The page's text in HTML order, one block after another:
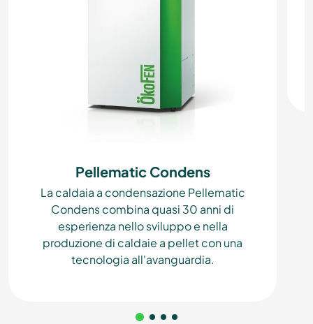
Pellematic Condens
La caldaia a condensazione Pellematic
Condens combina quasi 30 anni di
esperienza nello sviluppo e nella
produzione di caldaie a pellet con una
tecnologia all'avanguardia.